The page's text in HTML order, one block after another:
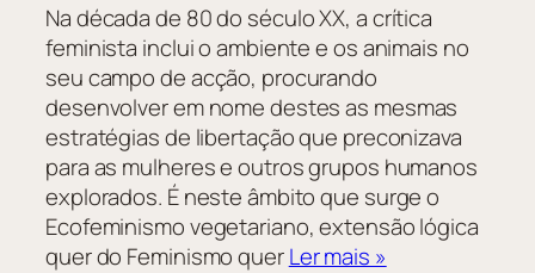
Na década de 80 do século XX, a crítica
feminista inclui o ambiente e os animais no
seu campo de acção, procurando
desenvolver em nome destes as mesmas
estratégias de libertação que preconizava
para as mulheres e outros grupos humanos
explorados. É neste âmbito que surge o
Ecofeminismo vegetariano, extensão lógica
quer do Feminismo querLer mais »